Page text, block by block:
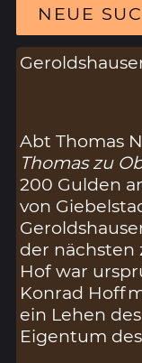
NEUE
Abt Thomas
Thomas zu
200 Gulden
von
der nächsten
Hof war
Konrad
ein Lehen
Eigentum